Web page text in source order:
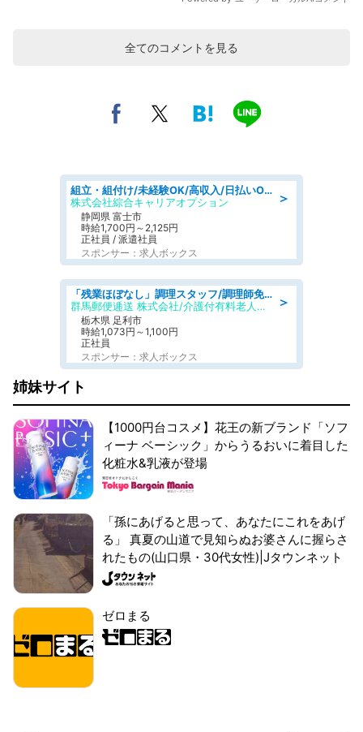
全てのコメントを見る
＞
組立・組付け/未経験OK/高収入/日払いOK/交替制/20・30・40代活躍中
株式会社綜合キャリアオプション
静岡県 富士市
時給1,700円～2,125円
正社員 / 派遣社員
スポンサー：求人ボックス
＞
「残業ほぼなし」調理スタッフ/調理師免許必須/正職員/日勤のみ/介護付き有料老人ホーム/社会保障完備
群馬郵便逓送 株式会社/介護付有料老人ホーム ふる里
栃木県 足利市
時給1,073円～1,100円
正社員
スポンサー：求人ボックス
姉妹サイト
【1000円台コスメ】花王の新ブランド「ソフ
ィーナ ベーシック」からうるおいに着目した
化粧水&乳液が登場
「孫にあげると思って、あなたにこれをあげ
る」 真夏の山道で見知らぬお婆さんに握らさ
れたもの(山口県・30代女性)|Jタウンネット
ゼロまる